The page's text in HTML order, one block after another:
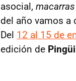
asocial, macarras
del año vamos a
Del 12 al 15 de
edición de